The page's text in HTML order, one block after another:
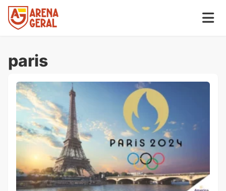
paris